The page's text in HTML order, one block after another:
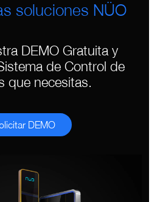
soluciones NÜO
DEMO Gratuita y
de Control de
que necesitas.
DEMO